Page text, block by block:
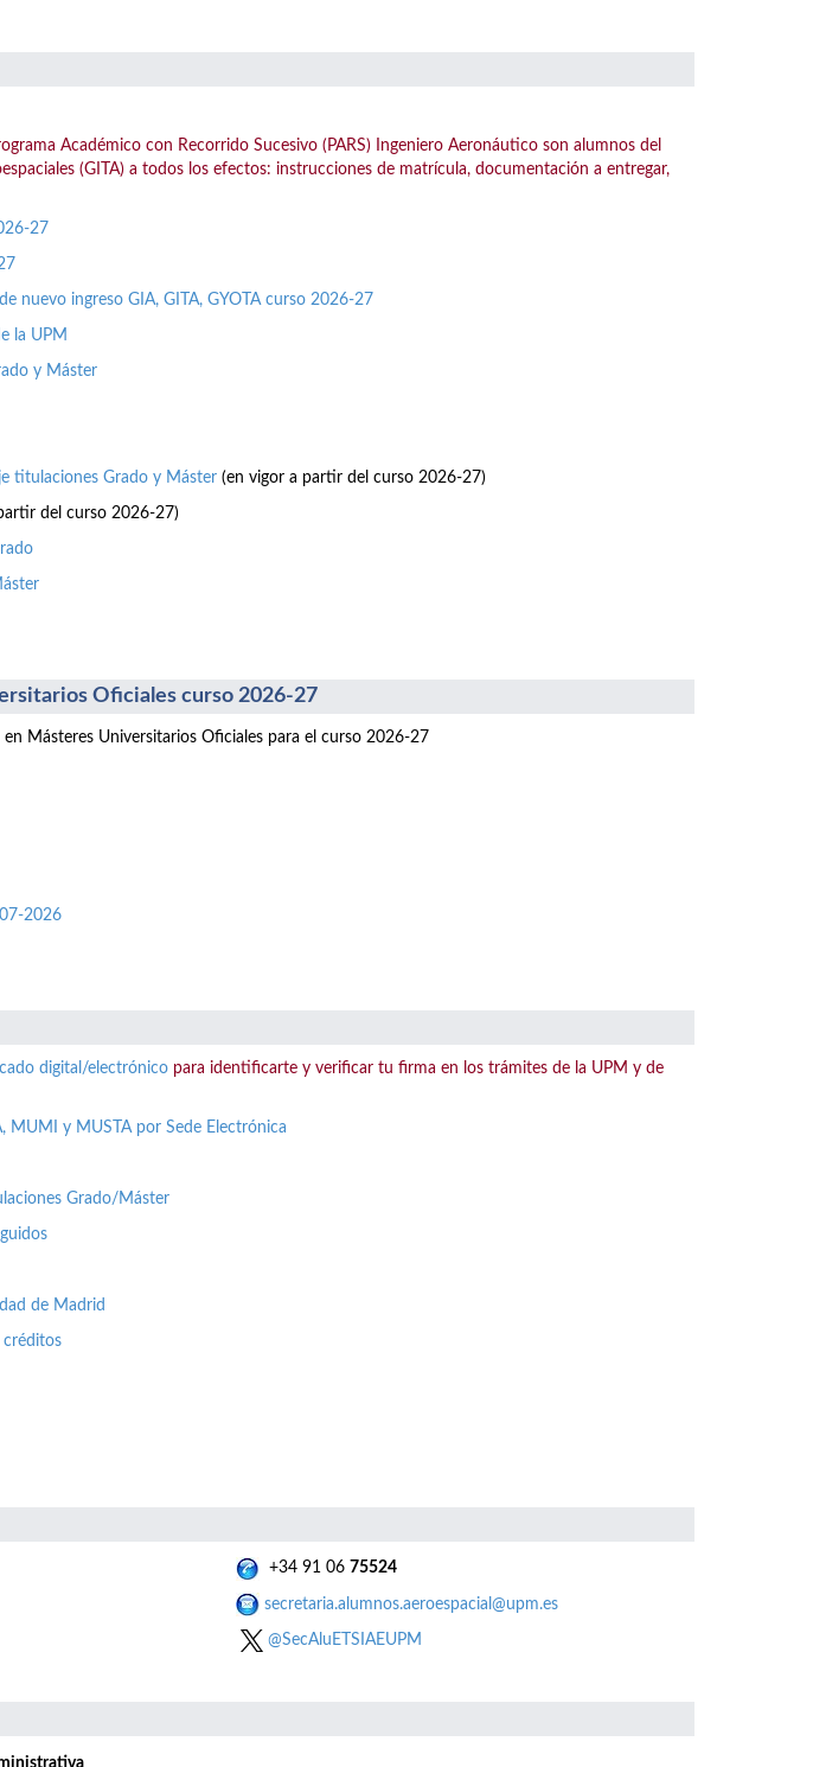
Académico con Recorrido Sucesivo (PARS) Ingeniero Aeronáutico son alumnos del
(GITA) a todos los efectos: instrucciones de matrícula, documentación a entregar,
27
nuevo ingreso GIA, GITA, GYOTA curso 2026-27
la UPM
y Máster
titulaciones Grado y Máster (en vigor a partir del curso 2026-27)
del curso 2026-27)
Oficiales curso 2026-27
Másteres Universitarios Oficiales para el curso 2026-27
2026
digital/electrónico para identificarte y verificar tu firma en los trámites de la UPM y de
MUMI y MUSTA por Sede Electrónica
Grado/Máster
de Madrid
créditos
+34 91 06 75524
secretaria.alumnos.aeroespacial@upm.es
@SecAluETSIAEUPM